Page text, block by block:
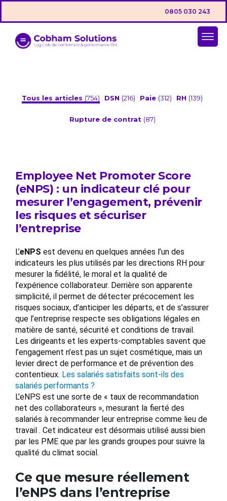
0805 030 243
Tous les articles (754) DSN (216) Paie (312) RH (139)
Rupture de contrat (87)
Employee Net Promoter Score
(eNPS) : un indicateur clé pour
mesurer l’engagement, prévenir
les risques et sécuriser
l’entreprise
L’eNPS est devenu en quelques années l’un des
indicateurs les plus utilisés par les directions RH pour
mesurer la fidélité, le moral et la qualité de
l’expérience collaborateur. Derrière son apparente
simplicité, il permet de détecter précocement les
risques sociaux, d’anticiper les départs, et de s’assurer
que l’entreprise respecte ses obligations légales en
matière de santé, sécurité et conditions de travail.
Les dirigeants et les experts-comptables savent que
l’engagement n’est pas un sujet cosmétique, mais un
levier direct de performance et de prévention des
contentieux. Les salariés satisfaits sont-ils des
salariés performants ?
L’eNPS est une sorte de « taux de recommandation
net des collaborateurs », mesurant la fierté des
salariés à recommander leur entreprise comme lieu de
travail . Cet indicateur est désormais utilisé aussi bien
par les PME que par les grands groupes pour suivre la
qualité du climat social.
Ce que mesure réellement
l’eNPS dans l’entreprise